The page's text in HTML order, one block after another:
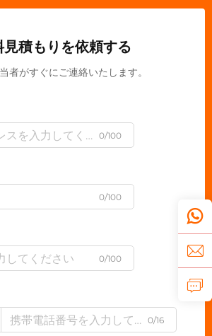
見積もりを依頼する
者がすぐにご連絡いたします。
0/100
0/100
0/100
0/16